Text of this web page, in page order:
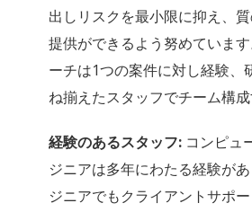
出しリスクを最小限に抑え、
提供ができるよう努めていま
ーチは1つの案件に対し経験、
ね揃えたスタッフでチーム構成
経験のあるスタッフ: コンピュ
ジニアは多年にわたる経験が
ジニアでもクライアントサポ